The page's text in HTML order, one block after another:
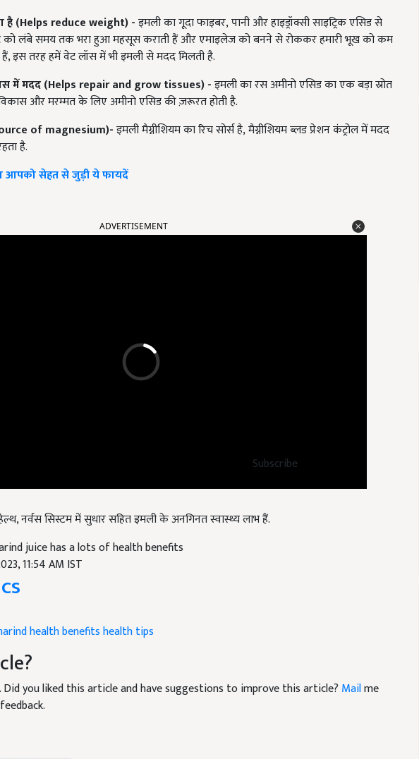
Subscribe
है(Helps reduce weight)-इमली का गूदा फाइबर,पानी और हाइड्रॉक्सी साइट्रिक एसिड से
को लंबे समय तक भरा हुआ महसूस कराती हैं और एमाइलेज को बनने से रोककर हमारी भूख को कम
इस तरह हमें वेट लॉस में भी इमली से मदद मिलती है.
में मदद(Helps repair and grow tissues)-इमली का रस अमीनो एसिड का एक बड़ा स्रोत
और मरम्मत के लिए अमीनो एसिड कीज़रूरत होती है.
of magnesium)-इमली मैग्नीशियम का रिच सोर्स है,मैग्नीशियम ब्लड प्रेशन कंट्रोल में मदद
है.
आपको सेहत से जुड़ी ये फायदें
ADVERTISEMENT
नर्वस सिस्टम में सुधार सहित इमली के अनगिनत स्वास्थ्य लाभ हैं.
juice has a lots of health benefits
11:54 AM IST
health benefitshealth tips
. Did you liked this article and have suggestions to improve this article? Mailme